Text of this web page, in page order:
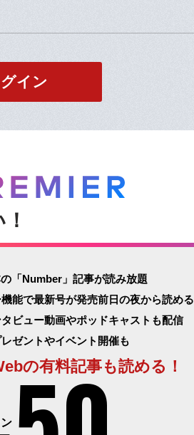
イン
「Number」記事が読み放題
能で最新号が発売前日の夜から読める
ビュー動画やポッドキャストも配信
ゼントやイベント開催も
の有料記事も読める！